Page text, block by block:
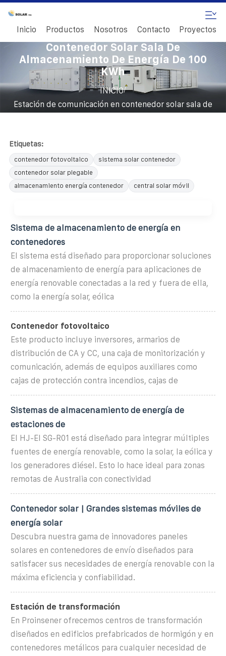
Inicio Productos Nosotros Contacto Proyectos
Estación De Comunicación En
Contenedor Solar Sala De
Almacenamiento De Energía De 100
KWh
INICIO/
Estación de comunicación en contenedor solar sala de
Etiquetas:
contenedor fotovoltaico
sistema solar contenedor
contenedor solar plegable
almacenamiento energía contenedor
central solar móvil
Sistema de almacenamiento de energía en
contenedores
El sistema está diseñado para proporcionar soluciones
de almacenamiento de energía para aplicaciones de
energía renovable conectadas a la red y fuera de ella,
como la energía solar, eólica
Contenedor fotovoltaico
Este producto incluye inversores, armarios de
distribución de CA y CC, una caja de monitorización y
comunicación, además de equipos auxiliares como
cajas de protección contra incendios, cajas de
Sistemas de almacenamiento de energía de
estaciones de
El HJ-El SG-R01 está diseñado para integrar múltiples
fuentes de energía renovable, como la solar, la eólica y
los generadores diésel. Esto lo hace ideal para zonas
remotas de Australia con conectividad
Contenedor solar | Grandes sistemas móviles de
energía solar
Descubra nuestra gama de innovadores paneles
solares en contenedores de envío diseñados para
satisfacer sus necesidades de energía renovable con la
máxima eficiencia y confiabilidad.
Estación de transformación
En Proinsener ofrecemos centros de transformación
diseñados en edificios prefabricados de hormigón y en
contenedores metálicos para cualquier necesidad de